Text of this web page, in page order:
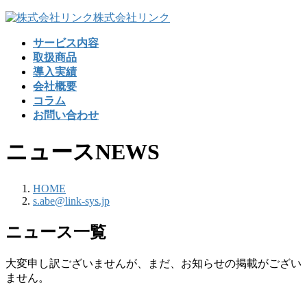
コ
プ
ナ
動
株式会社リンク
サービス内容
取扱商品
導入実績
会社概要
コラム
お問い合わせ
ニュースNEWS
HOME
s.abe@link-sys.jp
ニュース一覧
大変申し訳ございませんが、まだ、お知らせの掲載がござい
ません。